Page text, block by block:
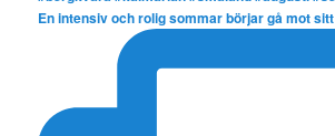
En intensiv och rolig sommar börjar gå mot sitt